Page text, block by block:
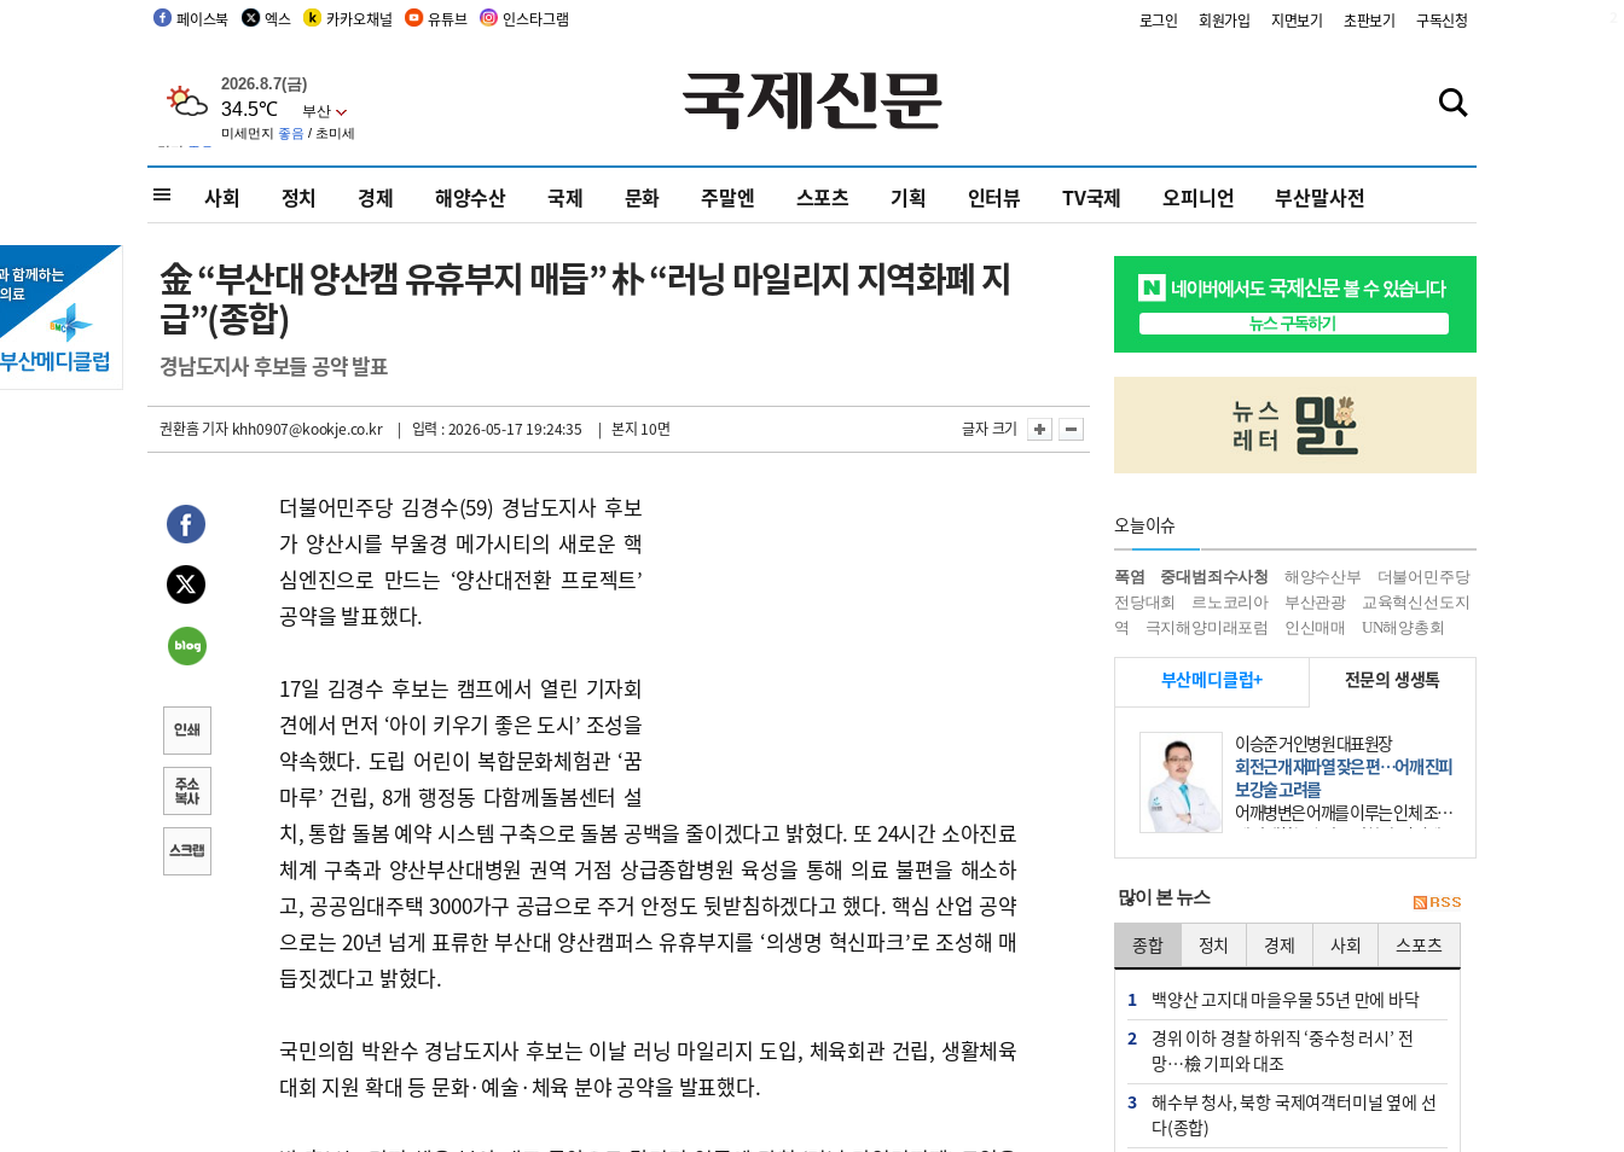
페이스북 엑스 카카오채널 유튜브 인스타그램 로그인 회원가입 지면보기 초판보기 구독신청
사회 정치 경제 해양수산 국제 문화 주말엔 스포츠 기획 인터뷰 TV국제 오피니언 부산말사전
金 “부산대 양산캠 유휴부지 매듭” 朴 “러닝 마일리지 지역화폐 지
급”(종합)
경남도지사 후보들 공약 발표
권환흠 기자khh0907@kookje.co.kr | 입력 : 2026-05-17 19:24:35 | 본지 10면 글자 크기
더불어민주당 김경수(59) 경남도지사 후보
가 양산시를 부울경 메가시티의 새로운 핵
심엔진으로 만드는 ‘양산대전환 프로젝트’
공약을 발표했다.
17일 김경수 후보는 캠프에서 열린 기자회
견에서 먼저 ‘아이 키우기 좋은 도시’ 조성을
약속했다. 도립 어린이 복합문화체험관 ‘꿈
마루’ 건립, 8개 행정동 다함께돌봄센터 설
치, 통합 돌봄 예약 시스템 구축으로 돌봄 공백을 줄이겠다고 밝혔다. 또 24시간 소아진료
체계 구축과 양산부산대병원 권역 거점 상급종합병원 육성을 통해 의료 불편을 해소하
고, 공공임대주택 3000가구 공급으로 주거 안정도 뒷받침하겠다고 했다. 핵심 산업 공약
으로는 20년 넘게 표류한 부산대 양산캠퍼스 유휴부지를 ‘의생명 혁신파크’로 조성해 매
듭짓겠다고 밝혔다.
국민의힘 박완수 경남도지사 후보는 이날 러닝 마일리지 도입, 체육회관 건립, 생활체육
대회 지원 확대 등 문화·예술·체육 분야 공약을 발표했다.
오늘이슈
폭염 중대범죄수사청 해양수산부
더불어민주당
전당대회
르노코리아 부산관광
교육혁신선도지
역
극지해양미래포럼 인신매매 UN해양총회
부산메디클럽+ 전문의 생생톡
이승준 거인병원 대표원장
회전근개 재파열 잦은 편…어깨 진피
보강술 고려를
어깨병변은 어깨를 이루는 인체 조직
에 발생하는 손상을 말한다. 여기에
는 오십견과 회전근개 증후군, 어깨
많이 본 뉴스
종합 정치 경제 사회 스포츠
1
백양산 고지대 마을우물 55년 만에 바닥
2
경위 이하 경찰 하위직 ‘중수청 러시’ 전
망…檢 기피와 대조
3
해수부 청사, 북항 국제여객터미널 옆에 선
다(종합)